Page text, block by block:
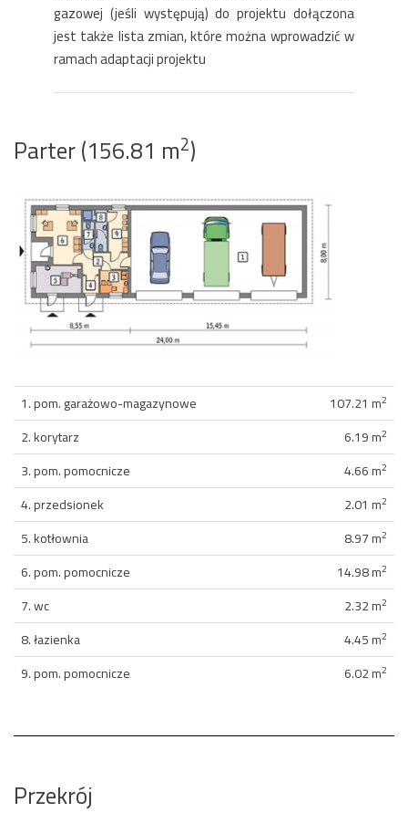
gazowej (jeśli występują) do projektu dołączona
jest także lista zmian, które można wprowadzić w
ramach adaptacji projektu
Parter (156.81 m2)
1. pom. garażowo-magazynowe 107.21 m2
2. korytarz 6.19 m2
3. pom. pomocnicze 4.66 m2
4. przedsionek 2.01 m2
5. kotłownia 8.97 m2
6. pom. pomocnicze 14.98 m2
7. wc 2.32 m2
8. łazienka 4.45 m2
9. pom. pomocnicze 6.02 m2
Przekrój